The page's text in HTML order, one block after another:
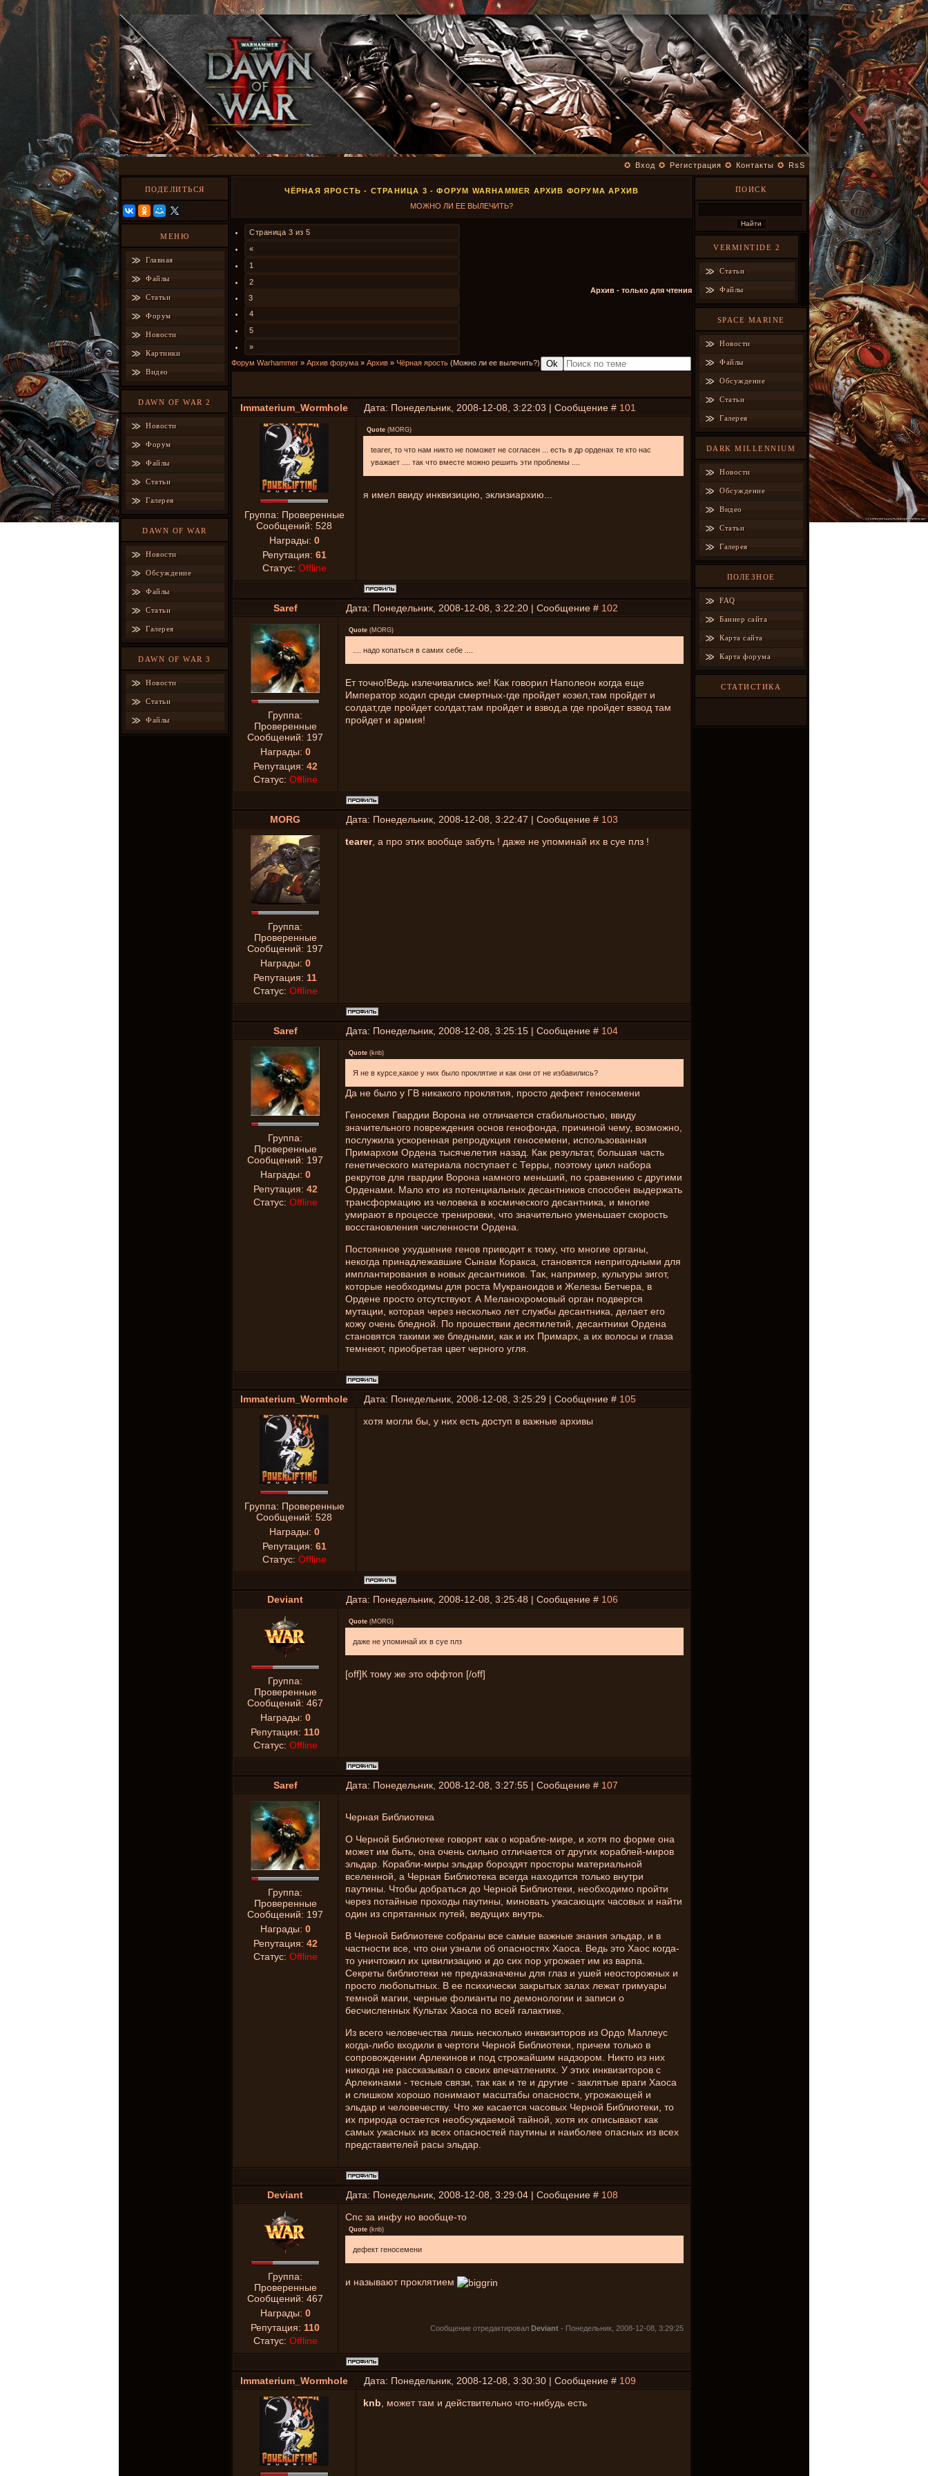
✪ Вход ✪ Регистрация ✪ Контакты ✪ RsS
ПОДЕЛИТЬСЯ
МЕНЮ
Главная
Файлы
Статьи
Форум
Новости
Картинки
Видео
DAWN OF WAR 2
Новости
Форум
Файлы
Статьи
Галерея
DAWN OF WAR
Новости
Обсуждение
Файлы
Статьи
Галерея
DAWN OF WAR 3
Новости
Статьи
Файлы
ЧЁРНАЯ ЯРОСТЬ - СТРАНИЦА 3 - ФОРУМ WARHAMMER АРХИВ ФОРУМА АРХИВ
МОЖНО ЛИ ЕЕ ВЫЛЕЧИТЬ?
Страница 3 из 5
«
1
2
3
4
5
»
Архив - только для чтения
Форум Warhammer » Архив форума » Архив » Чёрная ярость (Можно ли ее вылечить?)
Immaterium_Wormhole Дата: Понедельник, 2008-12-08, 3:22:03 | Сообщение # 101
Группа: Проверенные
Сообщений: 528
Награды: 0
Репутация: 61
Статус: Offline
Quote (MORG)
tearer, то что нам никто не поможет не согласен ... есть в др орденах те кто нас
уважает .... так что вместе можно решить эти проблемы ....
я имел ввиду инквизицию, эклизиархию...
Saref Дата: Понедельник, 2008-12-08, 3:22:20 | Сообщение # 102
Группа:
Проверенные
Сообщений: 197
Награды: 0
Репутация: 42
Статус: Offline
Quote (MORG)
.... надо копаться в самих себе ....
Ет точно!Ведь излечивались же! Как говорил Наполеон когда еще
Император ходил среди смертных-где пройдет козел,там пройдет и
солдат,где пройдет солдат,там пройдет и взвод,а где пройдет взвод там
пройдет и армия!
MORG Дата: Понедельник, 2008-12-08, 3:22:47 | Сообщение # 103
Группа:
Проверенные
Сообщений: 197
Награды: 0
Репутация: 11
Статус: Offline
tearer, а про этих вообще забуть ! даже не упоминай их в суе плз !
Saref Дата: Понедельник, 2008-12-08, 3:25:15 | Сообщение # 104
Группа:
Проверенные
Сообщений: 197
Награды: 0
Репутация: 42
Статус: Offline
Quote (knb)
Я не в курсе,какое у них было проклятие и как они от не избавились?
Да не было у ГВ никакого проклятия, просто дефект геносемени
Геносемя Гвардии Ворона не отличается стабильностью, ввиду
значительного повреждения основ генофонда, причиной чему, возможно,
послужила ускоренная репродукция геносемени, использованная
Примархом Ордена тысячелетия назад. Как результат, большая часть
генетического материала поступает с Терры, поэтому цикл набора
рекрутов для гвардии Ворона намного меньший, по сравнению с другими
Орденами. Мало кто из потенциальных десантников способен выдержать
трансформацию из человека в космического десантника, и многие
умирают в процессе тренировки, что значительно уменьшает скорость
восстановления численности Ордена.
Постоянное ухудшение генов приводит к тому, что многие органы,
некогда принадлежавшие Сынам Коракса, становятся непригодными для
имплантирования в новых десантников. Так, например, культуры зигот,
которые необходимы для роста Мукраноидов и Железы Бетчера, в
Ордене просто отсутствуют. А Меланохромовый орган подвергся
мутации, которая через несколько лет службы десантника, делает его
кожу очень бледной. По прошествии десятилетий, десантники Ордена
становятся такими же бледными, как и их Примарх, а их волосы и глаза
темнеют, приобретая цвет черного угля.
Immaterium_Wormhole Дата: Понедельник, 2008-12-08, 3:25:29 | Сообщение # 105
Группа: Проверенные
Сообщений: 528
Награды: 0
Репутация: 61
Статус: Offline
хотя могли бы, у них есть доступ в важные архивы
Deviant Дата: Понедельник, 2008-12-08, 3:25:48 | Сообщение # 106
Группа:
Проверенные
Сообщений: 467
Награды: 0
Репутация: 110
Статус: Offline
Quote (MORG)
даже не упоминай их в суе плз
[off]К тому же это оффтоп [/off]
Saref Дата: Понедельник, 2008-12-08, 3:27:55 | Сообщение # 107
Группа:
Проверенные
Сообщений: 197
Награды: 0
Репутация: 42
Статус: Offline
Черная Библиотека
О Черной Библиотеке говорят как о корабле-мире, и хотя по форме она
может им быть, она очень сильно отличается от других кораблей-миров
эльдар. Корабли-миры эльдар бороздят просторы материальной
вселенной, а Черная Библиотека всегда находится только внутри
паутины. Чтобы добраться до Черной Библиотеки, необходимо пройти
через потайные проходы паутины, миновать ужасающих часовых и найти
один из спрятанных путей, ведущих внутрь.
В Черной Библиотеке собраны все самые важные знания эльдар, и в
частности все, что они узнали об опасностях Хаоса. Ведь это Хаос когда-
то уничтожил их цивилизацию и до сих пор угрожает им из варпа.
Секреты библиотеки не предназначены для глаз и ушей неосторожных и
просто любопытных. В ее психически закрытых залах лежат гримуары
темной магии, черные фолианты по демонологии и записи о
бесчисленных Культах Хаоса по всей галактике.
Из всего человечества лишь несколько инквизиторов из Ордо Маллеус
когда-либо входили в чертоги Черной Библиотеки, причем только в
сопровождении Арлекинов и под строжайшим надзором. Никто из них
никогда не рассказывал о своих впечатлениях. У этих инквизиторов с
Арлекинами - тесные связи, так как и те и другие - заклятые враги Хаоса
и слишком хорошо понимают масштабы опасности, угрожающей и
эльдар и человечеству. Что же касается часовых Черной Библиотеки, то
их природа остается необсуждаемой тайной, хотя их описывают как
самых ужасных из всех опасностей паутины и наиболее опасных из всех
представителей расы эльдар.
Deviant Дата: Понедельник, 2008-12-08, 3:29:04 | Сообщение # 108
Группа:
Проверенные
Сообщений: 467
Награды: 0
Репутация: 110
Статус: Offline
Спс за инфу но вообще-то
Quote (knb)
дефект геносемени
и называют проклятием
Сообщение отредактировал Deviant - Понедельник, 2008-12-08, 3:29:25
Immaterium_Wormhole Дата: Понедельник, 2008-12-08, 3:30:30 | Сообщение # 109
knb , может там и действительно что-нибудь есть
ПОИСК
VERMINTIDE 2
Статьи
Файлы
SPACE MARINE
Новости
Файлы
Обсуждение
Статьи
Галерея
DARK MILLENNIUM
Новости
Обсуждение
Видео
Статьи
Галерея
ПОЛЕЗНОЕ
FAQ
Баннер сайта
Карта сайта
Карта форума
СТАТИСТИКА